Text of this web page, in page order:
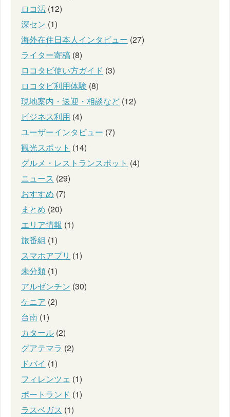
ロコ活 (12)
深セン (1)
海外在住日本人インタビュー (27)
ライター寄稿 (8)
ロコタビ使い方ガイド (3)
ロコタビ利用体験 (8)
現地案内・送迎・相談など (12)
ビジネス利用 (4)
ユーザーインタビュー (7)
観光スポット (14)
グルメ・レストランスポット (4)
ニュース (29)
おすすめ (7)
まとめ (20)
エリア情報 (1)
旅番組 (1)
スマホアプリ (1)
未分類 (1)
アルゼンチン (30)
ケニア (2)
台南 (1)
カタール (2)
グアテマラ (2)
ドバイ (1)
フィレンツェ (1)
ポートランド (1)
ラスベガス (1)